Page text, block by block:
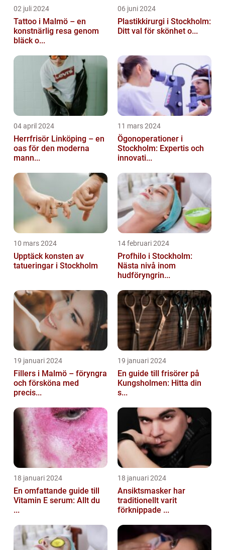
02 juli 2024
Tattoo i Malmö – en
konstnärlig resa genom
bläck o...
06 juni 2024
Plastikkirurgi i Stockholm:
Ditt val för skönhet o...
04 april 2024
Herrfrisör Linköping – en
oas för den moderna
mann...
11 mars 2024
Ögonoperationer i
Stockholm: Expertis och
innovati...
10 mars 2024
Upptäck konsten av
tatueringar i Stockholm
14 februari 2024
Profhilo i Stockholm:
Nästa nivå inom
hudföryngrin...
19 januari 2024
Fillers i Malmö – föryngra
och försköna med
precis...
19 januari 2024
En guide till frisörer på
Kungsholmen: Hitta din
s...
18 januari 2024
En omfattande guide till
Vitamin E serum: Allt du
...
18 januari 2024
Ansiktsmasker har
traditionellt varit
förknippade ...